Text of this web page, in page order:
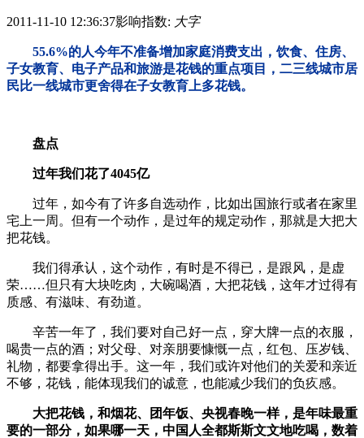
2011-11-10 12:36:37影响指数: 大字
55.6%的人今年不准备增加家庭消费支出，饮食、住房、
子女教育、电子产品和旅游是花钱的重点项目，二三线城市居
民比一线城市更舍得在子女教育上多花钱。
盘点
过年我们花了4045亿
过年，如今有了许多自选动作，比如出国旅行或者在家里
宅上一周。但有一个动作，是过年的规定动作，那就是大把大
把花钱。
我们得承认，这个动作，有时是不得已，是跟风，是虚
荣……但只有大块吃肉，大碗喝酒，大把花钱，这年才过得有
质感、有滋味、有劲道。
辛苦一年了，我们要对自己好一点，穿大牌一点的衣服，
喝贵一点的酒；对父母、对亲朋要慷慨一点，红包、压岁钱、
礼物，都要拿得出手。这一年，我们或许对他们的关爱和亲近
不够，花钱，能体现我们的诚意，也能减少我们的负疚感。
大把花钱，和烟花、团年饭、央视春晚一样，是年味最重
要的一部分，如果哪一天，中国人全都斯斯文文地吃喝，数着